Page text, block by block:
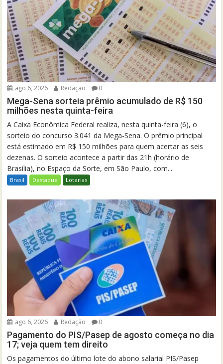
ago 6, 2026 Redação 0
Mega-Sena sorteia prêmio acumulado de R$ 150
milhões nesta quinta-feira
A Caixa Econômica Federal realiza, nesta quinta-feira (6), o
sorteio do concurso 3.041 da Mega-Sena. O prêmio principal
está estimado em R$ 150 milhões para quem acertar as seis
dezenas. O sorteio acontece a partir das 21h (horário de
Brasília), no Espaço da Sorte, em São Paulo, com...
Brasil Destaque Loterias
ago 6, 2026 Redação 0
Pagamento do PIS/Pasep de agosto começa no dia
17; veja quem tem direito
Os pagamentos do último lote do abono salarial PIS/Pasep